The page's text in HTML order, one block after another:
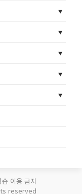
이용 금지
reserved